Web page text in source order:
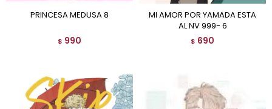
PRINCESA MEDUSA 8
$ 990
MI AMOR POR YAMADA ESTA
AL NV 999- 6
$ 690